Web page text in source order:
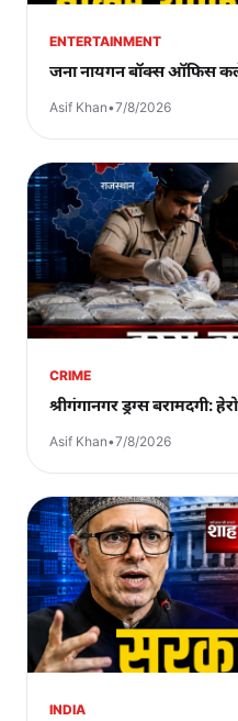
ENTERTAINMENT
जना नायगन बॉक्स ऑफिस
Asif Khan•7/8/2026
CRIME
श्रीगंगानगर ड्रग्स बरामदगी:
Asif Khan•7/8/2026
INDIA